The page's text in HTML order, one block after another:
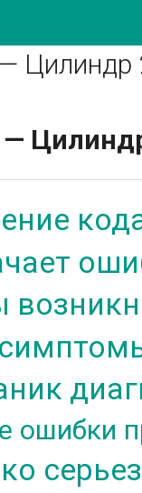
Цилиндр
—
ошибки